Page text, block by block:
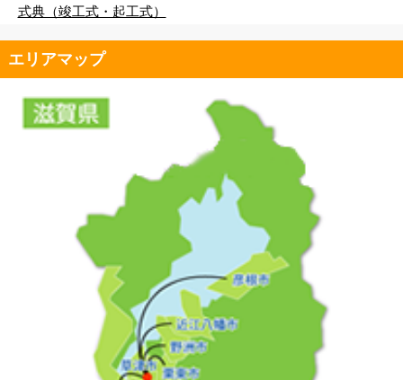
式典（竣工式・起工式）
エリアマップ